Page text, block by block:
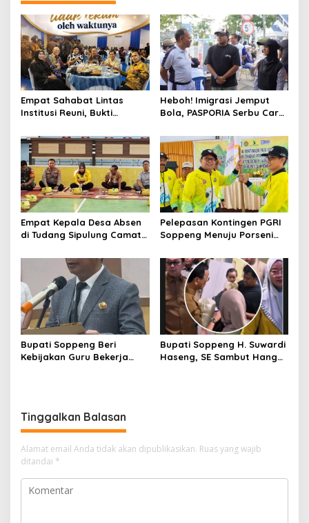
Empat Sahabat Lintas
Institusi Reuni, Bukti
Sejak Mengabdi di Soppeng
Heboh! Imigrasi Jemput
Bola, PASPORIA Serbu Car
Warga Antre Nikmati
Layanan Paspor Akhir
Pekan
Empat Kepala Desa Absen
di Tudang Sipulung Camat
Tuai Tanda Tanya
Pelepasan Kontingen PGRI
Soppeng Menuju Porseni
Sportivitas dan Harumkan
Nama Bumi Latemmamala
Bupati Soppeng Beri
Kebijakan Guru Bekerja
Bupati Soppeng H. Suwardi
Haseng, SE Sambut Hangat
Tinggalkan Balasan
Alamat email Anda tidak akan dipublikasikan. Ruas yang wajib
ditandai *